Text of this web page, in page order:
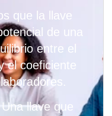
que la llave
de una
entre el
el coeficiente
llave que